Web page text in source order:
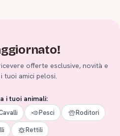
offerte esclusive, novità e
tuoi amici pelosi.
i tuoi animali:
Pesci Roditori
Rettili